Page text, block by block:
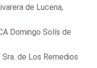
de Lucena,
Domingo Solís de
de Los Remedios